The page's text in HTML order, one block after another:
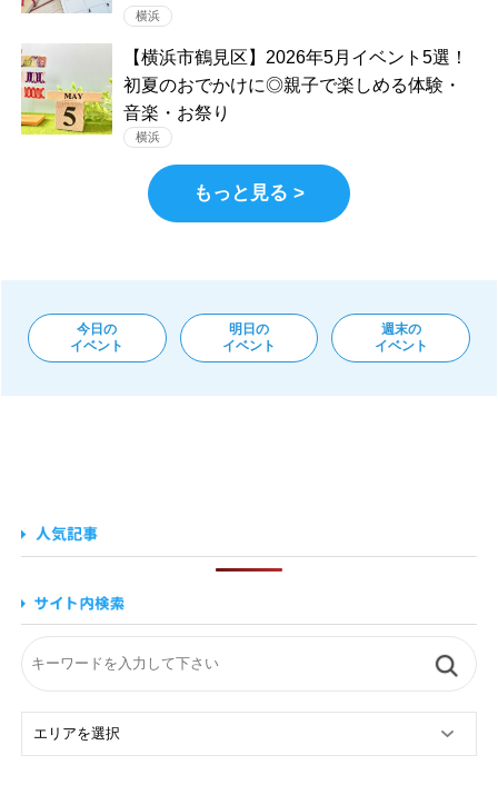
横浜
【横浜市鶴見区】2026年5月イベント5選！
初夏のおでかけに◎親子で楽しめる体験・
音楽・お祭り
横浜
もっと見る >
今日の
イベント
明日の
イベント
週末の
イベント